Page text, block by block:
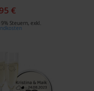
€
Steuern, exkl.